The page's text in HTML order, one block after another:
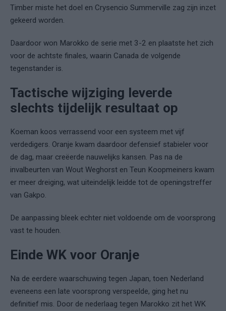
Timber miste het doel en Crysencio Summerville zag zijn inzet
gekeerd worden.
Daardoor won Marokko de serie met 3-2 en plaatste het zich
voor de achtste finales, waarin Canada de volgende
tegenstander is.
Tactische wijziging leverde
slechts tijdelijk resultaat op
Koeman koos verrassend voor een systeem met vijf
verdedigers. Oranje kwam daardoor defensief stabieler voor
de dag, maar creëerde nauwelijks kansen. Pas na de
invalbeurten van Wout Weghorst en Teun Koopmeiners kwam
er meer dreiging, wat uiteindelijk leidde tot de openingstreffer
van Gakpo.
De aanpassing bleek echter niet voldoende om de voorsprong
vast te houden.
Einde WK voor Oranje
Na de eerdere waarschuwing tegen Japan, toen Nederland
eveneens een late voorsprong verspeelde, ging het nu
definitief mis. Door de nederlaag tegen Marokko zit het WK